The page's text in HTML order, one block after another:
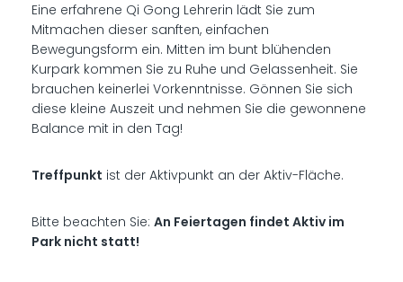
Eine erfahrene Qi Gong Lehrerin lädt Sie zum
Mitmachen dieser sanften, einfachen
Bewegungsform ein. Mitten im bunt blühenden
Kurpark kommen Sie zu Ruhe und Gelassenheit. Sie
brauchen keinerlei Vorkenntnisse. Gönnen Sie sich
diese kleine Auszeit und nehmen Sie die gewonnene
Balance mit in den Tag!
Treffpunkt ist der Aktivpunkt an der Aktiv-Fläche.
Bitte beachten Sie:An Feiertagen findet Aktiv im
Park nicht statt!